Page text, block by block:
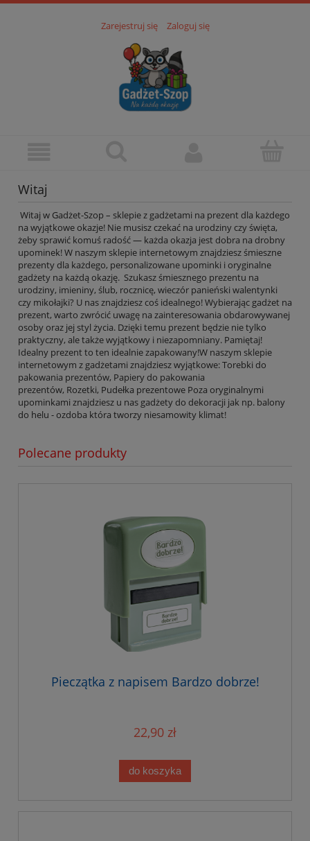
Zarejestruj się Zaloguj się
Witaj
Witaj w Gadżet-Szop – sklepie z gadżetami na prezent dla każdego
na wyjątkowe okazje! Nie musisz czekać na urodziny czy święta,
żeby sprawić komuś radość — każda okazja jest dobra na drobny
upominek! W naszym sklepie internetowym znajdziesz śmieszne
prezenty dla każdego, personalizowane upominki i oryginalne
gadżety na każdą okazję. Szukasz śmiesznego prezentu na
urodziny, imieniny, ślub, rocznicę, wieczór panieński walentynki
czy mikołajki? U nas znajdziesz coś idealnego! Wybierając gadżet na
prezent, warto zwrócić uwagę na zainteresowania obdarowywanej
osoby oraz jej styl życia. Dzięki temu prezent będzie nie tylko
praktyczny, ale także wyjątkowy i niezapomniany. Pamiętaj!
Idealny prezent to ten idealnie zapakowany!W naszym sklepie
internetowym z gadżetami znajdziesz wyjątkowe: Torebki do
pakowania prezentów, Papiery do pakowania
prezentów, Rozetki, Pudełka prezentowe Poza oryginalnymi
upominkami znajdziesz u nas gadżety do dekoracji jak np. balony
do helu - ozdoba która tworzy niesamowity klimat!
Polecane produkty
Pieczątka z napisem Bardzo dobrze!
22,90 zł
do koszyka